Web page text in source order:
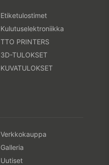
Etiketulostimet
Kulutuselektroniikka
TTO PRINTERS
3D-TULOKSET
KUVATULOKSET
Verkkokauppa
Galleria
Uutiset